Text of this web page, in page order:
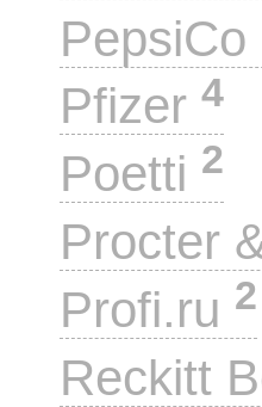
PepsiCo
Pfizer 4
Poetti 2
Procter
Profi.ru 2
Reckitt